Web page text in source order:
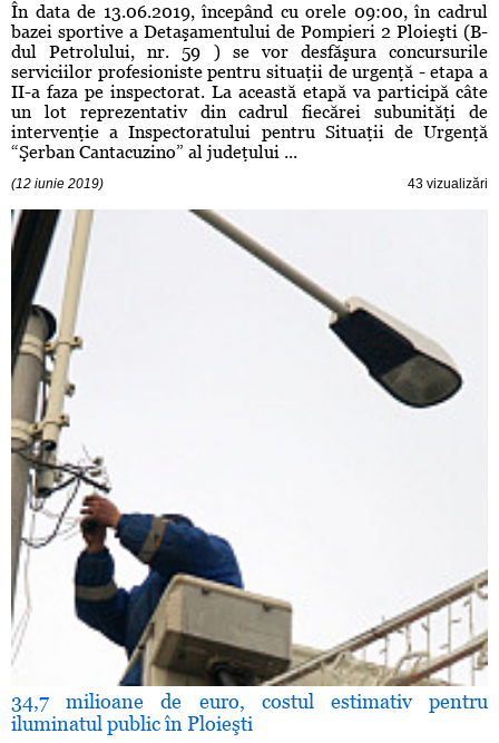
În data de 13.06.2019, începând cu orele 09:00, în cadrul
bazei sportive a Detaşamentului de Pompieri 2 Ploieşti (B-
dul Petrolului, nr. 59 ) se vor desfăşura concursurile
serviciilor profesioniste pentru situaţii de urgenţă - etapa a
II-a faza pe inspectorat. La această etapă va participă câte
un lot reprezentativ din cadrul fiecărei subunităţi de
intervenţie a Inspectoratului pentru Situaţii de Urgenţă
“Şerban Cantacuzino” al judeţului ...
(12 iunie 2019) 43 vizualizări
34,7 milioane de euro, costul estimativ pentru
iluminatul public în Ploieşti